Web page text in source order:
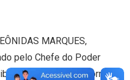
MARQUES,
pelo Chefe do Poder
legais, e na forma